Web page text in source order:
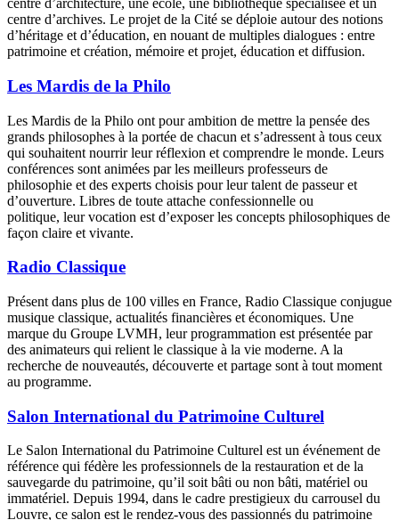
centre d’architecture, une école, une bibliothèque spécialisée et un
centre d’archives. Le projet de la Cité se déploie autour des notions
d’héritage et d’éducation, en nouant de multiples dialogues : entre
patrimoine et création, mémoire et projet, éducation et diffusion.
Les Mardis de la Philo
Les Mardis de la Philo ont pour ambition de mettre la pensée des
grands philosophes à la portée de chacun et s’adressent à tous ceux
qui souhaitent nourrir leur réflexion et comprendre le monde. Leurs
conférences sont animées par les meilleurs professeurs de
philosophie et des experts choisis pour leur talent de passeur et
d’ouverture. Libres de toute attache confessionnelle ou
politique, leur vocation est d’exposer les concepts philosophiques de
façon claire et vivante.
Radio Classique
Présent dans plus de 100 villes en France, Radio Classique conjugue
musique classique, actualités financières et économiques. Une
marque du Groupe LVMH, leur programmation est présentée par
des animateurs qui relient le classique à la vie moderne. A la
recherche de nouveautés, découverte et partage sont à tout moment
au programme.
Salon International du Patrimoine Culturel
Le Salon International du Patrimoine Culturel est un événement de
référence qui fédère les professionnels de la restauration et de la
sauvegarde du patrimoine, qu’il soit bâti ou non bâti, matériel ou
immatériel. Depuis 1994, dans le cadre prestigieux du carrousel du
Louvre, ce salon est le rendez-vous des passionnés du patrimoine